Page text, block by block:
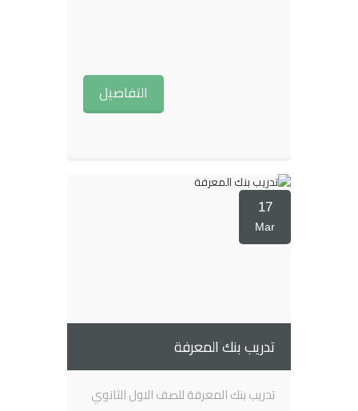
التفاصيل
17
Mar
تدريب بنك المعرفة
تدريب بنك المعرفة للصف الاول الثانوي